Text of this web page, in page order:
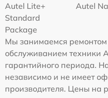
Autel Lite+
Standard
Package
Autel
Мы занимаемся ремонтом
обслуживанием техники
гарантийного периода.
независимо и не имеет
производителя. Цены на